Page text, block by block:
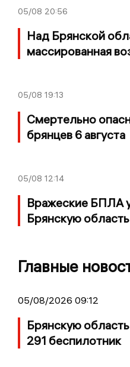
05/08 20:56
Над Брянской
массированная
05/08 19:13
Смертельно
брянцев 6 августа
05/08 12:14
Вражеские БПЛА
Брянскую область
Главные
05/08/2026 09:12
Брянскую
291 беспилотник